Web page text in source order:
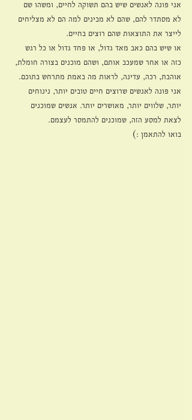
אני פונה לאנשים שיש בהם תשוקה לחיים, ומשהו שם
לא מסתדר להם, שהם לא מבינים למה הם לא מצליחים
לייצר את התוצאות שהם רוצים בחיים.
או שיש בהם כאב מאד גדול, או פחד גדול או כל רגש
כזה או אחר שמעכב אותם, ושהם מוכנים בצורה חומלת,
אוהבת, רכה, עדינה, לראות מה באמת מתרחש בתוכם.
אני פונה לאנשים שרוצים חיים טובים יותר, נינוחים
יותר, שלווים יותר, מאושרים יותר. אנשים שמוכנים
לצאת למסע הזה, שמוכנים להתמסר לעצמם.
בואו להתאמן :)